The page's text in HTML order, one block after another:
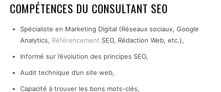
COMPÉTENCES DU CONSULTANT SEO
Spécialiste en Marketing Digital (Réseaux sociaux, Google
Analytics, Référencement SEO, Rédaction Web, etc.),
Informé sur l’évolution des principes SEO,
Audit technique d’un site web,
Capacité à trouver les bons mots-clés,